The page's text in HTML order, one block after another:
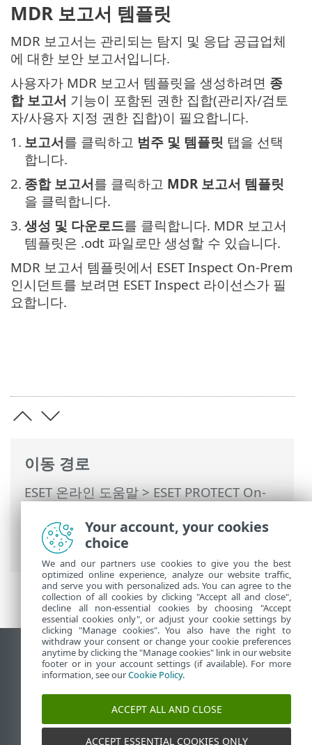
이동 경로
ESET 온라인 도움말>ESET PROTECT On-
ESET PROTECT On-Prem 기본 메뉴>보고
> 보고서 생성
MDR 보고서 템플릿
MDR 보고서는 관리되는 탐지 및 응답 공급업체
에 대한 보안 보고서입니다.
사용자가 MDR 보고서 템플릿을 생성하려면 종
합 보고서 기능이 포함된 권한 집합(관리자/검토
자/사용자 지정 권한 집합)이 필요합니다.
1. 보고서를 클릭하고 범주 및 템플릿 탭을 선택
합니다.
2. 종합 보고서를 클릭하고 MDR 보고서 템플릿
을 클릭합니다.
3. 생성 및 다운로드를 클릭합니다. MDR 보고서
템플릿은 .odt 파일로만 생성할 수 있습니다.
MDR 보고서 템플릿에서 ESET Inspect On-Prem
인시던트를 보려면 ESET Inspect 라이선스가 필
요합니다.
데스크톱 사이트 보기
End of Life
ESET 지식 베이스
ESET Status Portal
Your account, your cookies
choice
We and our partners use cookies to give you the best
optimized online experience, analyze our website traffic,
and serve you with personalized ads. You can agree to the
collection of all cookies by clicking "Accept all and close",
decline all non-essential cookies by choosing "Accept
essential cookies only", or adjust your cookie settings by
clicking "Manage cookies". You also have the right to
withdraw your consent or change your cookie preferences
anytime by clicking the "Manage cookies" link in our website
footer or in your account settings (if available). For more
information, see ourCookie Policy.
ACCEPT ALL AND CLOSE
ACCEPT ESSENTIAL COOKIES ONLY